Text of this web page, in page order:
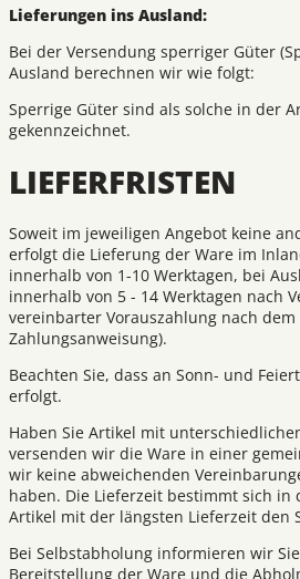
Lieferungen ins Ausland:
Bei der Versendung sperriger Güter
Ausland berechnen wir wie folgt:
Sperrige Güter sind als solche in der
gekennzeichnet.
LIEFERFRISTEN
Soweit im jeweiligen Angebot keine
erfolgt die Lieferung der Ware im
innerhalb von 1-10 Werktagen, bei
innerhalb von 5 - 14 Werktagen nach
vereinbarter Vorauszahlung nach
Zahlungsanweisung).
Beachten Sie, dass an Sonn- und
erfolgt.
Haben Sie Artikel mit
versenden wir die Ware in einer
wir keine abweichenden
haben. Die Lieferzeit bestimmt sich in
Artikel mit der längsten Lieferzeit den
Bei Selbstabholung informieren wir
Bereitstellung der Ware und die